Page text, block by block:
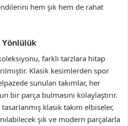
hem şık hem de rahat
Yönlülük
farklı tarzlara hitap
Klasik kesimlerden spor
sunulan takımlar, her
bir parça bulmasını kolaylaştırır.
klasik takım elbiseler,
şık ve modern parçalarla